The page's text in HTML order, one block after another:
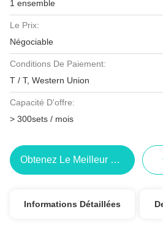
1 ensemble
Le Prix:
Négociable
Conditions De Paiement:
T / T, Western Union
Capacité D'offre:
> 300sets / mois
Obtenez Le Meilleur Prix
Informations Détaillées